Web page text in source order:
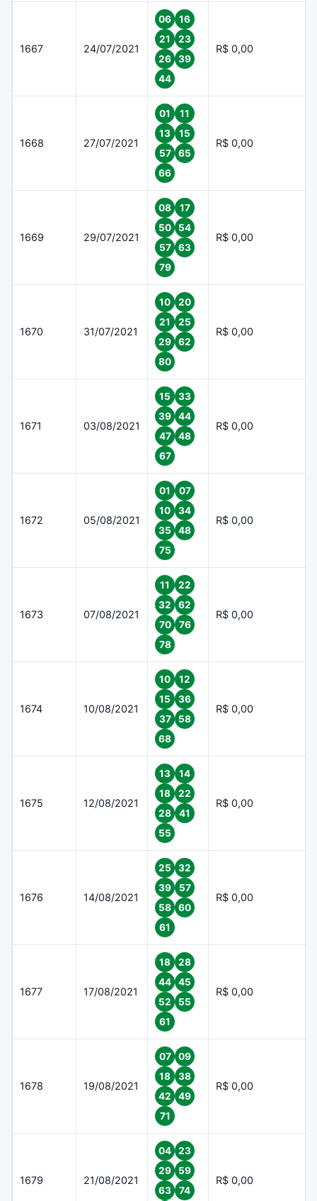
1667 24/07/2021
06
16
21
23
26
39
44
R$ 0,00
1668 27/07/2021
01
11
13
15
57
65
66
R$ 0,00
1669 29/07/2021
08
17
50
54
57
63
79
R$ 0,00
1670 31/07/2021
10
20
21
25
29
62
80
R$ 0,00
1671 03/08/2021
15
33
39
44
47
48
67
R$ 0,00
1672 05/08/2021
01
07
10
34
35
48
75
R$ 0,00
1673 07/08/2021
11
22
32
62
70
76
78
R$ 0,00
1674 10/08/2021
10
12
15
36
37
58
68
R$ 0,00
1675 12/08/2021
13
14
18
22
28
41
55
R$ 0,00
1676 14/08/2021
25
32
39
57
58
60
61
R$ 0,00
1677 17/08/2021
18
28
44
45
52
55
61
R$ 0,00
1678 19/08/2021
07
09
18
38
42
49
71
R$ 0,00
1679 21/08/2021
04
23
29
59
63
74
R$ 0,00